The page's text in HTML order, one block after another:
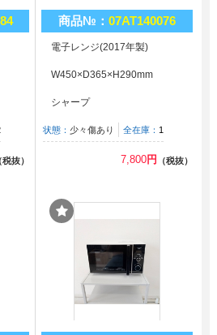
税抜）
商品№： 07AT140076
電子レンジ(2017年製)
W450×D365×H290mm
シャープ
状態： 少々傷あり 全在庫： 1
7,800円 （税抜）